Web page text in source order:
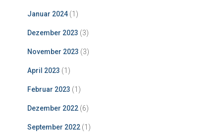
Januar 2024 (1)
Dezember 2023 (3)
November 2023 (3)
April 2023 (1)
Februar 2023 (1)
Dezember 2022 (6)
September 2022 (1)